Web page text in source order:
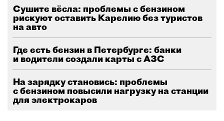
Сушите вёсла: проблемы с бензином
рискуют оставить Карелию без туристов
на авто
Где есть бензин в Петербурге: банки
и водители создали карты с АЗС
На зарядку становись: проблемы
с бензином повысили нагрузку на станции
для электрокаров